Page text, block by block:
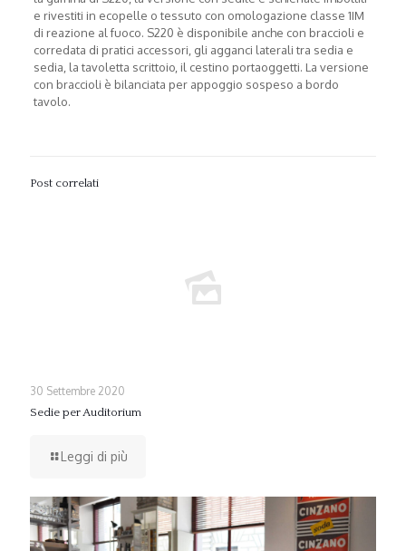
e rivestiti in ecopelle o tessuto con omologazione classe 1IM
di reazione al fuoco. S220 è disponibile anche con braccioli e
corredata di pratici accessori, gli agganci laterali tra sedia e
sedia, la tavoletta scrittoio, il cestino portaoggetti. La versione
con braccioli è bilanciata per appoggio sospeso a bordo
tavolo.
Post correlati
30 Settembre 2020
Sedie per Auditorium
Leggi di più